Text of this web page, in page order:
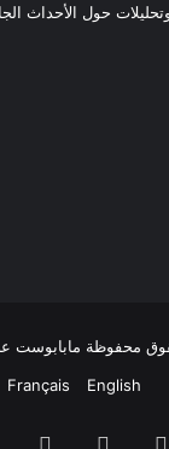
حول الأحداث
محفوظة مابابوست
English
Français